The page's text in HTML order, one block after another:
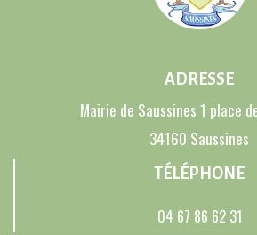
ADRESSE
Mairie de Saussines 1 place
34160 Saussines
TÉLÉPHONE
04 67 86 62 31